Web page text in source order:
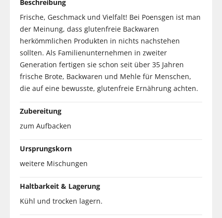
Beschreibung
Frische, Geschmack und Vielfalt! Bei Poensgen ist man
der Meinung, dass glutenfreie Backwaren
herkömmlichen Produkten in nichts nachstehen
sollten. Als Familienunternehmen in zweiter
Generation fertigen sie schon seit über 35 Jahren
frische Brote, Backwaren und Mehle für Menschen,
die auf eine bewusste, glutenfreie Ernährung achten.
Zubereitung
zum Aufbacken
Ursprungskorn
weitere Mischungen
Haltbarkeit & Lagerung
Kühl und trocken lagern.